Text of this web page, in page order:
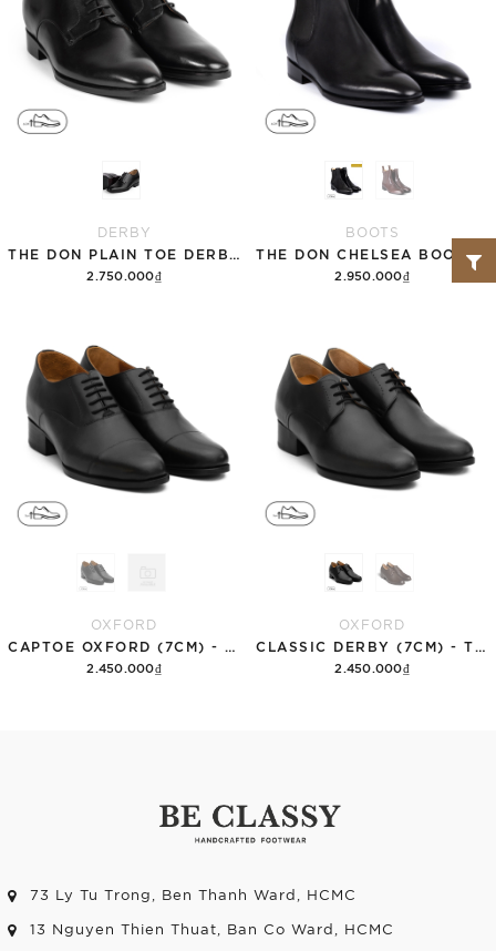
DERBY
2.750.000₫
BOOTS
THE DON CHELSEA BOOTS - TCC03
2.950.000₫
OXFORD
2.450.000₫
OXFORD
2.450.000₫
73 Ly Tu Trong, Ben Thanh Ward, HCMC
13 Nguyen Thien Thuat, Ban Co Ward, HCMC